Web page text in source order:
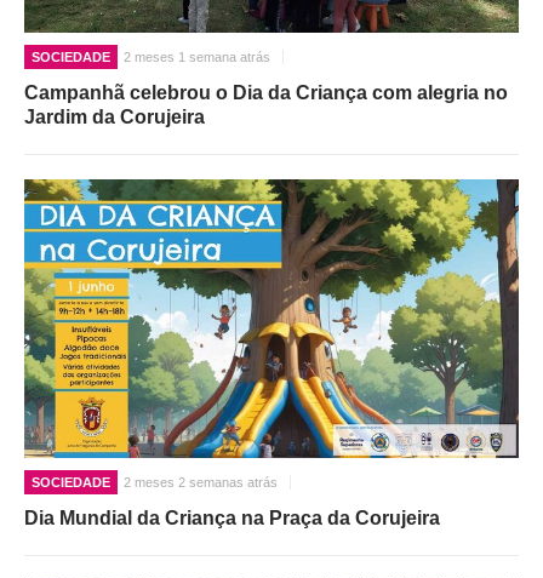
SOCIEDADE 2 meses 1 semana atrás
Campanhã celebrou o Dia da Criança com alegria no
Jardim da Corujeira
SOCIEDADE 2 meses 2 semanas atrás
Dia Mundial da Criança na Praça da Corujeira